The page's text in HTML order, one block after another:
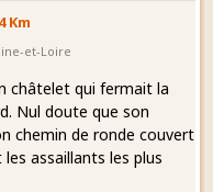
Km
et-Loire
châtelet qui fermait la
Nul doute que son
chemin de ronde couvert
assaillants les plus